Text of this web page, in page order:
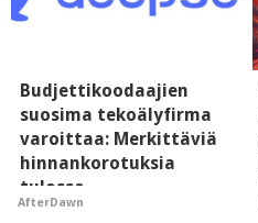
Budjettikoodaajien
suosima tekoälyfirma
varoittaa: Merkittäviä
hinnankorotuksia
tulossa
AfterDawn